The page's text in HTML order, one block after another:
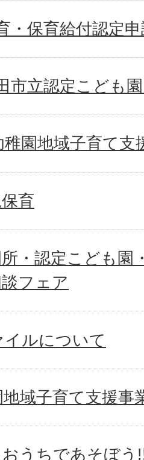
・保育給付認定
市立認定こども
園地域子育て支
育
・認定こども園
フェア
ルについて
域子育て支援事
おうちであそぼう